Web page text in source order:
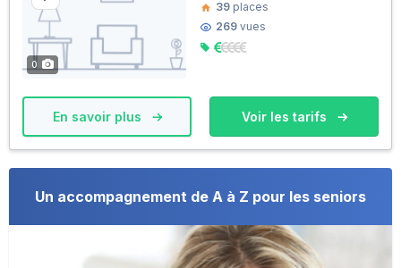
0
39 places
269 vues
En savoir plus Voir les tarifs
Un accompagnement de A à Z pour les seniors